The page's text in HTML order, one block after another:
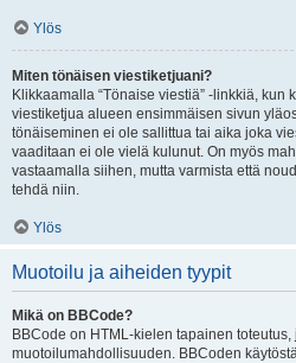
Ylös
Miten tönäisen viestiketjuani?
Klikkaamalla “Tönaise viestiä” -linkkiä, kun
viestiketjua alueen ensimmäisen sivun
tönäiseminen ei ole sallittua tai aika joka
vaaditaan ei ole vielä kulunut. On myös
vastaamalla siihen, mutta varmista että
tehdä niin.
Ylös
Muotoilu ja aiheiden tyypit
Mikä on BBCode?
BBCode on HTML-kielen tapainen
muotoilumahdollisuuden. BBCoden